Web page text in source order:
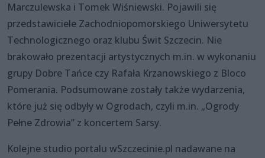
Marczulewska i Tomek Wiśniewski. Pojawili się
przedstawiciele Zachodniopomorskiego Uniwersytetu
Technologicznego oraz klubu Świt Szczecin. Nie
brakowało prezentacji artystycznych m.in. w wykonaniu
grupy Dobre Tańce czy Rafała Krzanowskiego z Bloco
Pomerania. Podsumowane zostały także wydarzenia,
które już się odbyły w Ogrodach, czyli m.in. „Ogrody
Pełne Zdrowia” z koncertem Sarsy.
Kolejne studio portalu wSzczecinie.pl nadawane na